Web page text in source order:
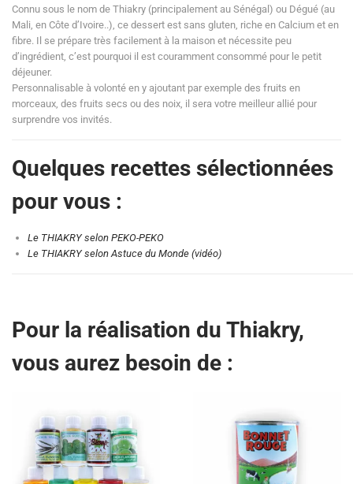
Connu sous le nom de Thiakry (principalement au Sénégal) ou Dégué (au
Mali, en Côte d’Ivoire..), ce dessert est sans gluten, riche en Calcium et en
fibre. Il se prépare très facilement à la maison et nécessite peu
d’ingrédient, c’est pourquoi il est couramment consommé pour le petit
déjeuner.
Personnalisable à volonté en y ajoutant par exemple des fruits en
morceaux, des fruits secs ou des noix, il sera votre meilleur allié pour
surprendre vos invités.
Quelques recettes sélectionnées
pour vous :
Le THIAKRY selon PEKO-PEKO
Le THIAKRY selon Astuce du Monde (vidéo)
Pour la réalisation du Thiakry,
vous aurez besoin de :